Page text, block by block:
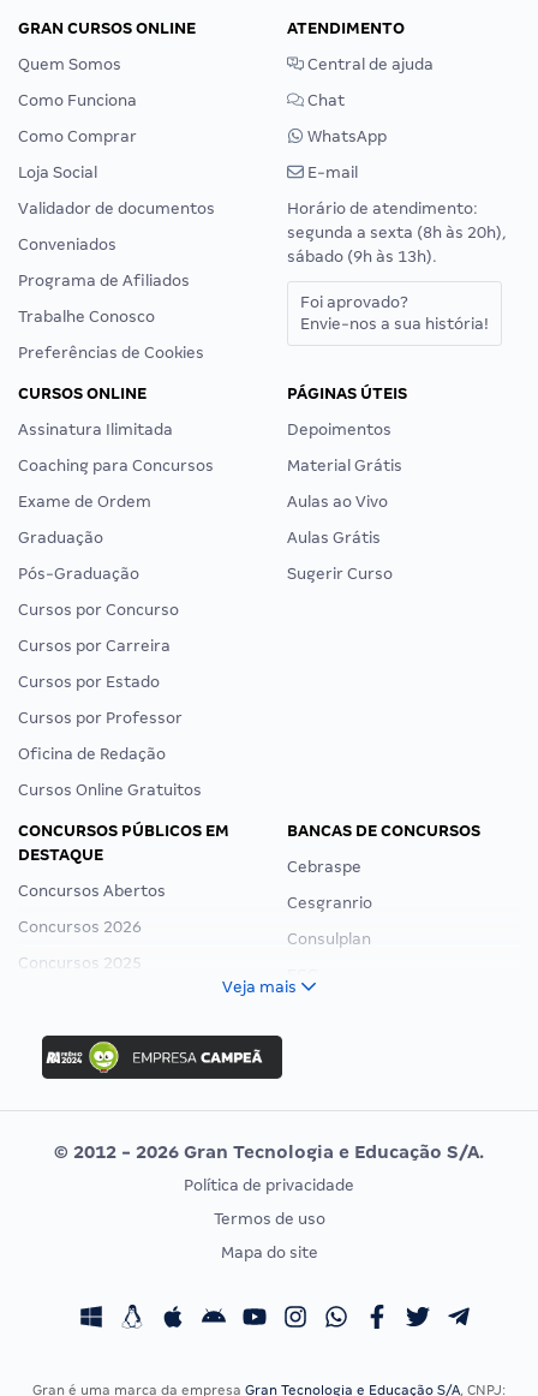
GRAN CURSOS ONLINE
Quem Somos
Como Funciona
Como Comprar
Loja Social
Validador de documentos
Conveniados
Programa de Afiliados
Trabalhe Conosco
Preferências de Cookies
ATENDIMENTO
Central de ajuda
Chat
WhatsApp
E-mail
Horário de atendimento:
segunda a sexta (8h às 20h),
sábado (9h às 13h).
Foi aprovado?
Envie-nos a sua história!
CURSOS ONLINE
Assinatura Ilimitada
Coaching para Concursos
Exame de Ordem
Graduação
Pós-Graduação
Cursos por Concurso
Cursos por Carreira
Cursos por Estado
Cursos por Professor
Oficina de Redação
Cursos Online Gratuitos
PÁGINAS ÚTEIS
Depoimentos
Material Grátis
Aulas ao Vivo
Aulas Grátis
Sugerir Curso
CONCURSOS PÚBLICOS EM
DESTAQUE
Concursos Abertos
Concursos 2026
Concursos 2025
Concurso Ibama
Concurso MPU
Editais publicados
BANCAS DE CONCURSOS
Cebraspe
Cesgranrio
Consulplan
Vunesp
CONCURSOS POR PROFISSÃO
Concursos Fiscais
EXAME DE ORDEM
Calendário OAB
Veja mais
© 2012 - 2026 Gran Tecnologia e Educação S/A.
Política de privacidade
Termos de uso
Mapa do site
Gran é uma marca da empresa Gran Tecnologia e Educação S/A, CNPJ: